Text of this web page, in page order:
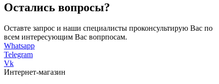
Остались вопросы?
Оставте запрос и наши специалисты проконсультирую Вас по
всем интересующим Вас вопрпосам.
Whatsapp
Telegram
Vk
Интернет-магазин